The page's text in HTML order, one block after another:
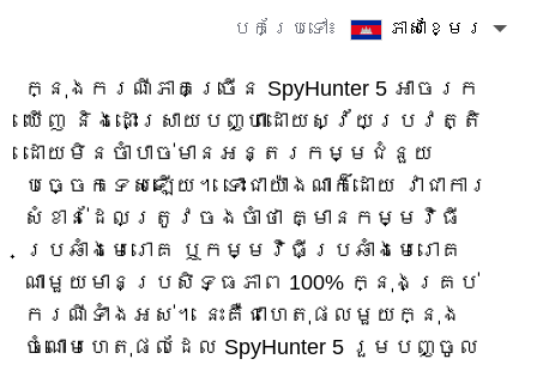
បកប្រែទៅ៖ ភាសាខ្មែរ
ក្នុងករណីភាគច្រើន SpyHunter 5 អាចរក
ឃើញ និងដោះស្រាយបញ្ហាដោយស្វ័យប្រវត្តិ
ដោយមិនចាំបាច់មានអន្តរកម្មជំនួយ
បច្ចេកទេសឡើយ។ ទោះជាយ៉ាងណាក៏ដោយ វាជាការ
សំខាន់ដែលត្រូវចងចាំថា គ្មានកម្មវិធី
ប្រឆាំងមេរោគ ឬកម្មវិធីប្រឆាំងមេរោគ
ណាមួយមានប្រសិទ្ធភាព 100% ក្នុងគ្រប់
ករណីទាំងអស់។ នេះគឺជាហេតុផលមួយក្នុង
ចំណោមហេតុផលដែល SpyHunter 5 រួមបញ្ចូល